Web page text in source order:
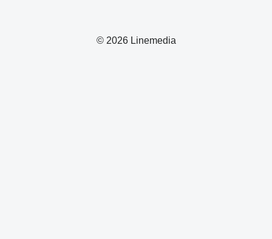
© 2026 Linemedia